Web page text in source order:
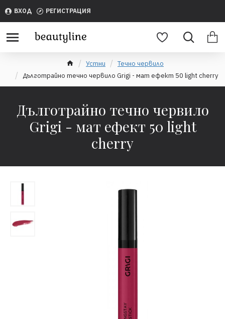
ВХОД РЕГИСТРАЦИЯ
Устни
Течно червило
Дълготрайно течно червило Grigi - мат ефект 50 light cherry
Дълготрайно течно червило
Grigi - мат ефект 50 light
cherry